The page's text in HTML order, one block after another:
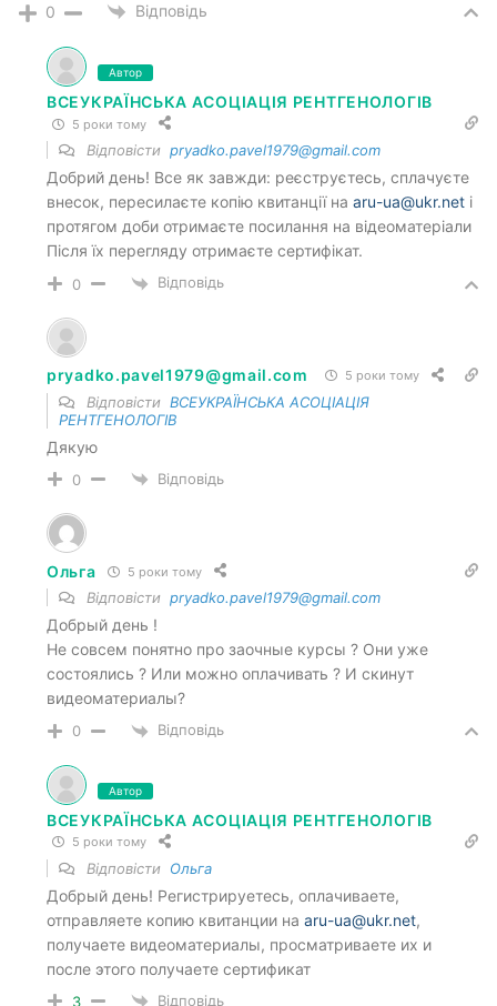
0 Відповідь
Автор
ВСЕУКРАЇНСЬКА АСОЦІАЦІЯ РЕНТГЕНОЛОГІВ
5 роки тому
Відповісти pryadko.pavel1979@gmail.com
Добрий день! Все як завжди: реєструєтесь, сплачуєте
внесок, пересилаєте копію квитанції на aru-ua@ukr.net і
протягом доби отримаєте посилання на відеоматеріали
Після їх перегляду отримаєте сертифікат.
0 Відповідь
pryadko.pavel1979@gmail.com 5 роки тому
Відповісти ВСЕУКРАЇНСЬКА АСОЦІАЦІЯ
РЕНТГЕНОЛОГІВ
Дякую
0 Відповідь
Ольга 5 роки тому
Відповісти pryadko.pavel1979@gmail.com
Добрый день !
Не совсем понятно про заочные курсы ? Они уже
состоялись ? Или можно оплачивать ? И скинут
видеоматериалы?
0 Відповідь
Автор
ВСЕУКРАЇНСЬКА АСОЦІАЦІЯ РЕНТГЕНОЛОГІВ
5 роки тому
Відповісти Ольга
Добрый день! Регистрируетесь, оплачиваете,
отправляете копию квитанции на aru-ua@ukr.net,
получаете видеоматериалы, просматриваете их и
после этого получаете сертификат
3 Відповідь